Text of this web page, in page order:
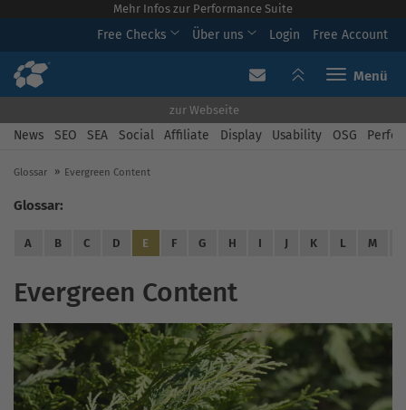
Mehr Infos zur Performance Suite
Free Checks Über uns Login Free Account
Toggle
zur Webseite
News SEO SEA Social Affiliate Display Usability OSG
Glossar Evergreen Content
Glossar:
A B C D E F G H I J K L M
Evergreen Content